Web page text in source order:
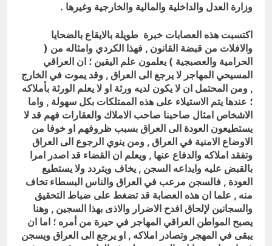
وزارة العدل والداخلية والمالية والخارجية وغيرها .
اكتسبت هذه العصابات خبرة طويلة بالايقاع بالضحايا
والافلات من قبضة القانون , فهذا الكردي وامثاله من (
الحرامية والعصبجية ) يعلمون علم اليقين ؛ ان العراقي
المسيحي المهاجر لا يرجع الى العراق , وقد يموت في الخارج
, ومن المحتمل ان لا يكون لديه ورثة او لا يعلم الورثة بأملاكه
؛ عندها يتم الاستيلاء على هذه الممتلكات بكل سهولة , واما
الاشخاص امثال صاحبنا صاحب الاملاك والعقارات فهم قد لا
يستطيعون العودة الى العراق بسبب ظروفهم او خوفا من
الاوضاع الامنية في العراق , ومن ينوي الرجوع الى العراق
وتفقد املاكه والدفاع عنها , ويعلم ان القضاء قد اصدر امرا
بالقبض عليه وايداعه السجن , يخاف ويتردد ولا يستطيع
العودة , فالسجن مرعب في العراق والناس البسطاء تخاف
منه , علما ان هذه العصابة قد تضغط على ضباط التحقيق
والسجانين لإلحاق افدح الاضرار والاذى بهذا السجين , وهنا
يصبح المواطن العراقي المهاجر في حيرة من أمره ؛ اما ان
يبقى في المهجر وتصادر املاكه , او يرجع الى العراق ويسجن